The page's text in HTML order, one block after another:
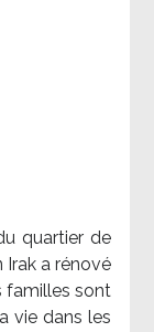
quartier de
Irak a rénové
familles sont
vie dans les